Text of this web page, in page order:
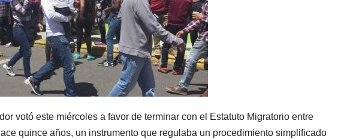
votó este miércoles a favor de terminar con el Estatuto Migratorio entre
quince años, un instrumento que regulaba un procedimiento simplificado